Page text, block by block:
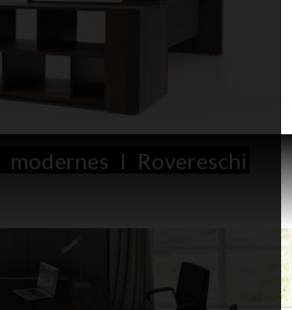
modernes I Rovereschi